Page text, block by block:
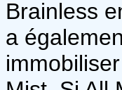
Brainless
a